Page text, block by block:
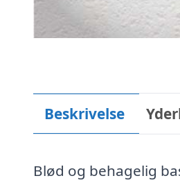
Beskrivelse
Blød og behagelig